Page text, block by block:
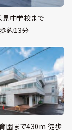
中学校まで
約13分
園まで430m 徒歩